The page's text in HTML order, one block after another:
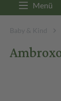
Menü
Baby & Kind